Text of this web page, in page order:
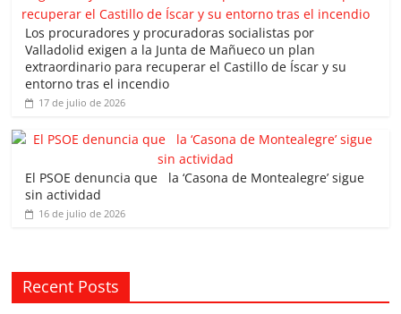
Los procuradores y procuradoras socialistas por
Valladolid exigen a la Junta de Mañueco un plan
extraordinario para recuperar el Castillo de Íscar y su
entorno tras el incendio
17 de julio de 2026
El PSOE denuncia que la ‘Casona de Montealegre’ sigue
sin actividad
16 de julio de 2026
Recent Posts